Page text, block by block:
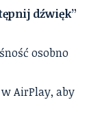
dźwięk”
osobno
AirPlay, aby